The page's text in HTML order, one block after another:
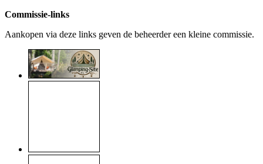
Commissie-links
Aankopen via deze links geven de beheerder een kleine commissie.